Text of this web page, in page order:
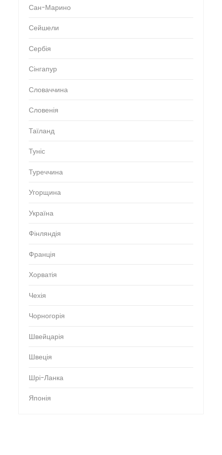
Сан-Марино
Сейшели
Сербія
Сінгапур
Словаччина
Словенія
Таїланд
Туніс
Туреччина
Угорщина
Україна
Фінляндія
Франція
Хорватія
Чехія
Чорногорія
Швейцарія
Швеція
Шрі-Ланка
Японія